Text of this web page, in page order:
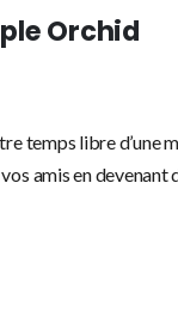
Orchid
temps libre d’une
amis en devenant